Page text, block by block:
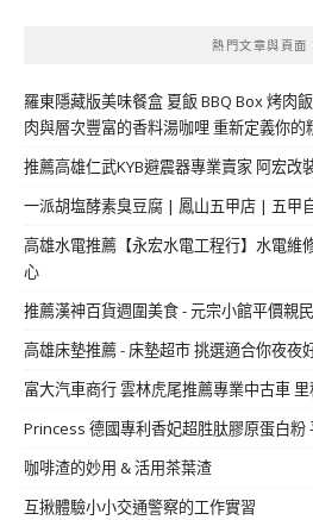
熱門文章與頁面
羅東隱藏版美味餐盒 夏飯 BBQ Box 烤肉
肉與層次豐富的香料湯咖哩 重新定義你的
推薦高雄仁武KYB避震器專業賣家 阿宏改
一派胡塩酵素臭豆腐 | 鳳山五甲店 | 五甲
高雄水電推薦【永宏水電工程行】水電維
心
推薦漢神百貨週圍美食 - 元宗小館平價親
高雄床墊推薦 - 床墊超市 挑選適合你夜夜
富大汽車商行 雲林虎尾推薦專業中古車
Princess 德國專利香妃超胜肽膠原蛋白粉
咖啡渣的妙用 & 活用茶葉渣
互揪體驗小小交通警察的工作實習